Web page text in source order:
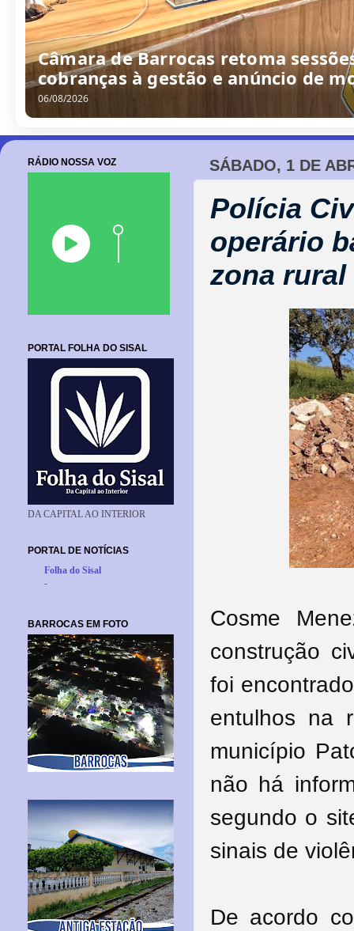
/
0
8
/
2
0
2
6
SÁBADO, 1 DE
Polícia
operário
zona rural
Cosme
construção
foi
entulhos na
município
não há
segundo o
sinais de
De acordo
RÁDIO NOSSA VOZ
PORTAL FOLHA DO SISAL
DA CAPITAL AO INTERIOR
PORTAL DE NOTÍCIAS
Folha do Sisal
-
BARROCAS EM FOTO